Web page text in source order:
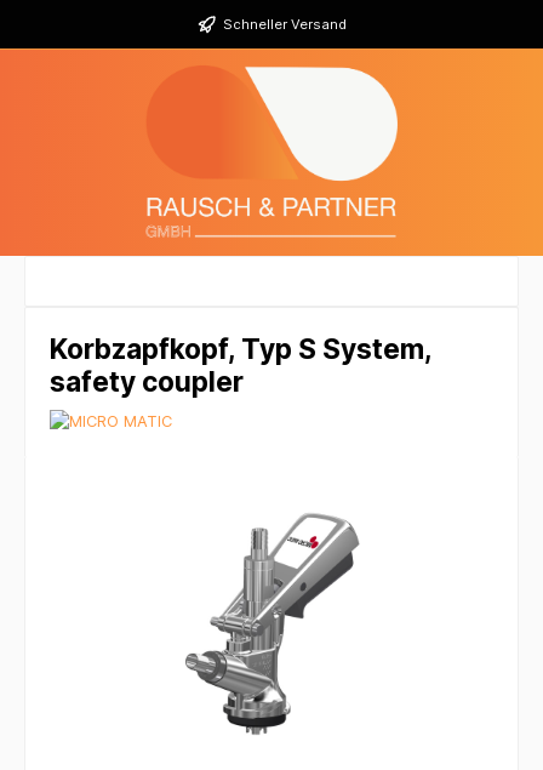
Schneller Versand
Korbzapfkopf, Typ S System,
safety coupler